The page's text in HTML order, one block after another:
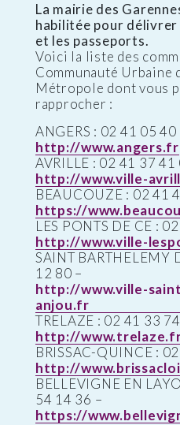
La mairie des
habilitée pour
et les passeports.
Voici la liste des
Communauté Urbaine
Métropole dont vous
rapprocher :
ANGERS : 02 41 05 40
http://www.angers.fr
AVRILLE : 02 41 37 41
http://www.ville-
BEAUCOUZE : 02 41
https://
LES PONTS DE CE :
http://www.ville-
SAINT BARTHELEMY
12 80 –
http://www.ville-
anjou.fr
TRELAZE : 02 41 33
http://
BRISSAC-QUINCE :
http://
BELLEVIGNE EN
54 14 36 –
https://